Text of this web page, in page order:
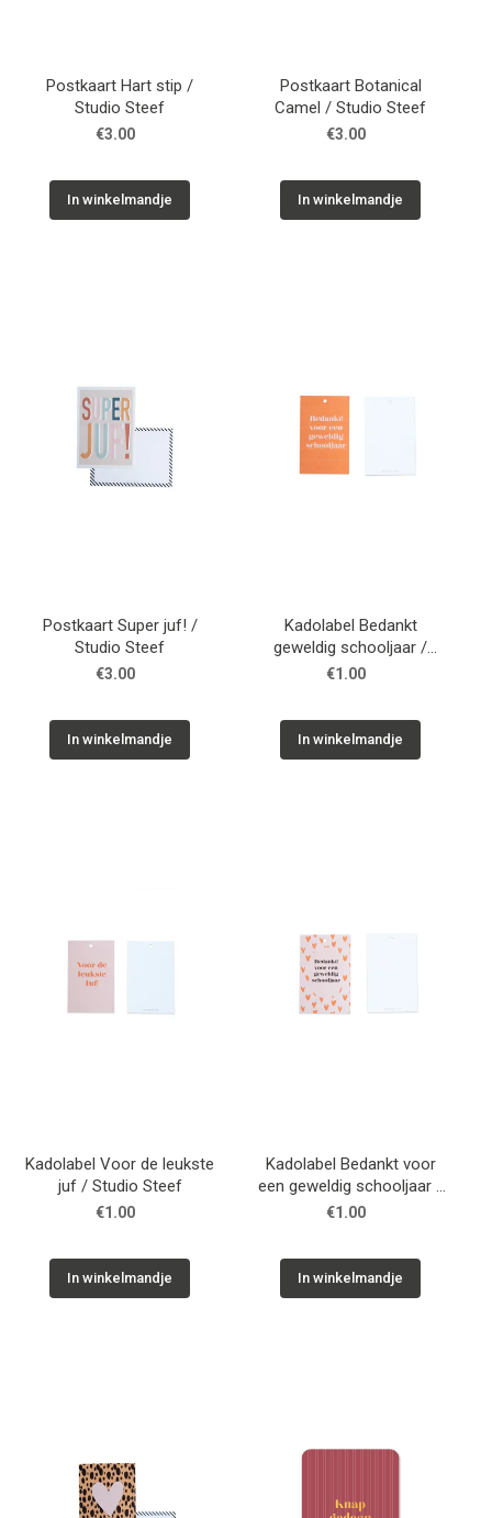
Postkaart Hart stip /
Studio Steef
€3.00
In winkelmandje
Postkaart Botanical
Camel / Studio Steef
€3.00
In winkelmandje
Postkaart Super juf! /
Studio Steef
€3.00
In winkelmandje
Kadolabel Bedankt
geweldig schooljaar /
Studio Steef
€1.00
In winkelmandje
Kadolabel Voor de leukste
juf / Studio Steef
€1.00
In winkelmandje
Kadolabel Bedankt voor
een geweldig schooljaar /
Studio Steef
€1.00
In winkelmandje